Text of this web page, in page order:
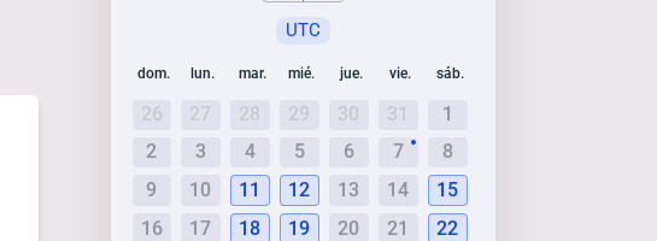
UTC
dom. lun. mar. mié. jue. vie. sáb.
26 27 28 29 30 31
1
2
3 4 5 6 7
8
9
10 11 12 13 14
15
16
17 18 19 20 21
22